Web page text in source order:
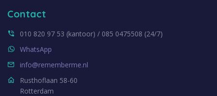
Contact
010 820 97 53 (kantoor) / 085 0475508 (24/7)
WhatsApp
info@rememberme.nl
Rusthoflaan 58-60
Rotterdam